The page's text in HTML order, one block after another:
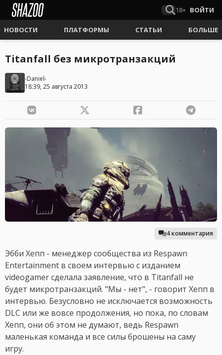
18+ ВОЙТИ
НОВОСТИ ПЛАТФОРМЫ СТАТЬИ БОЛЬШЕ
Titanfall без микротранзакций
-Daniel-
18:39, 25 августа 2013
4 комментария
Эбби Хепп - менеджер сообщества из Respawn
Entertainment в своем интервью с изданием
videogamer сделала заявление, что в Titanfall не
будет микротранзакций. "Мы - нет", - говорит Хепп в
интервью. Безусловно не исключается возможность
DLC или же вовсе продолжения, но пока, по словам
Хепп, они об этом не думают, ведь Respawn
маленькая команда и все силы брошены на саму
игру.